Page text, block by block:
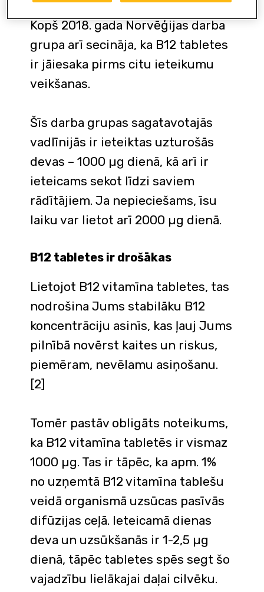
Kopš 2018. gada Norvēģijas darba
grupa arī secināja, ka B12 tabletes
ir jāiesaka pirms citu ieteikumu
veikšanas.
Šīs darba grupas sagatavotajās
vadlīnijās ir ieteiktas uzturošās
devas – 1000 µg dienā, kā arī ir
ieteicams sekot līdzi saviem
rādītājiem. Ja nepieciešams, īsu
laiku var lietot arī 2000 µg dienā.
B12 tabletes ir drošākas
Lietojot B12 vitamīna tabletes, tas
nodrošina Jums stabilāku B12
koncentrāciju asinīs, kas ļauj Jums
pilnībā novērst kaites un riskus,
piemēram, nevēlamu asiņošanu.
[2]
Tomēr pastāv obligāts noteikums,
ka B12 vitamīna tabletēs ir vismaz
1000 µg. Tas ir tāpēc, ka apm. 1%
no uzņemtā B12 vitamīna tablešu
veidā organismā uzsūcas pasīvās
difūzijas ceļā. Ieteicamā dienas
deva un uzsūkšanās ir 1-2,5 µg
dienā, tāpēc tabletes spēs segt šo
vajadzību lielākajai daļai cilvēku.